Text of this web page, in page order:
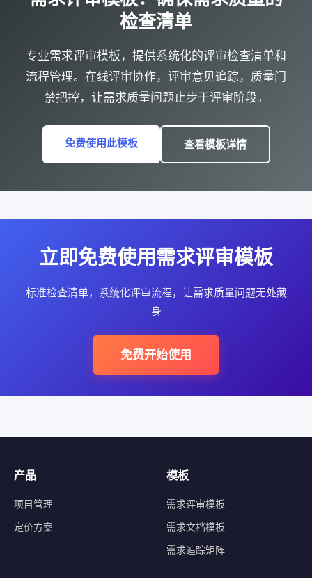
检查清单
专业需求评审模板，提供系统化的评审检查清单和
流程管理。在线评审协作，评审意见追踪，质量门
禁把控，让需求质量问题止步于评审阶段。
免费使用此模板 查看模板详情
立即免费使用需求评审模板
标准检查清单，系统化评审流程，让需求质量问题无处藏
身
免费开始使用
产品
项目管理
定价方案
模板
需求评审模板
需求文档模板
需求追踪矩阵